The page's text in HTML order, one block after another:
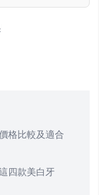
格比較及適合
四款美白牙